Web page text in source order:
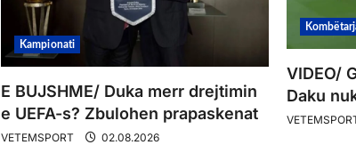
Kampionati
E BUJSHME/ Duka merr drejtimin
e UEFA-s? Zbulohen prapaskenat
VETEMSPORT 02.08.2026
VIDEO/
Daku